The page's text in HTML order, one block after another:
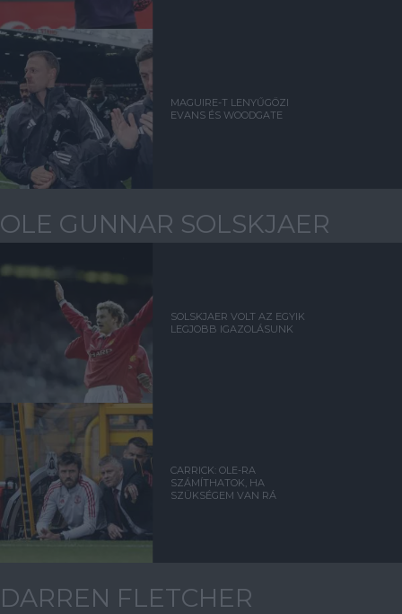
MAGUIRE-T LENYŰGÖZI
EVANS ÉS WOODGATE
OLE GUNNAR SOLSKJAER
SOLSKJAER VOLT AZ EGYIK
LEGJOBB IGAZOLÁSUNK
CARRICK: OLE-RA
SZÁMÍTHATOK, HA
SZÜKSÉGEM VAN RÁ
DARREN FLETCHER